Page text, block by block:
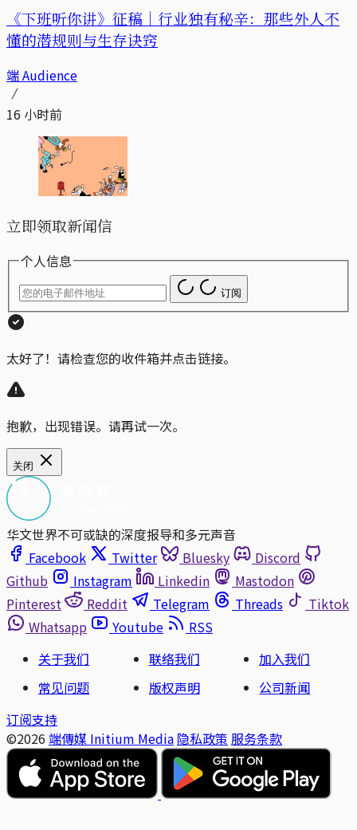
《下班听你讲》征稿｜行业独有秘辛：那些外人不
懂的潜规则与生存诀窍
端 Audience
16 小时前
立即领取新闻信
个人信息
订阅
太好了！请检查您的收件箱并点击链接。
抱歉，出现错误。请再试一次。
关闭
华文世界不可或缺的深度报导和多元声音
Facebook
Twitter Bluesky
Discord
Github
Instagram Linkedin
Mastodon
Pinterest
Reddit Telegram Threads
Tiktok
Whatsapp
Youtube
RSS
关于我们
联络我们
加入我们
常见问题
版权声明
公司新闻
订阅支持
©2026 端傳媒 Initium Media 隐私政策 服务条款